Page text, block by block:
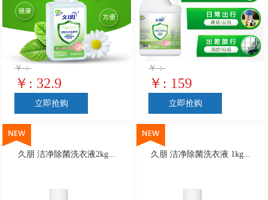
￥：
￥: 32.9
立即抢购
￥：
￥: 159
立即抢购
久朋 洁净除菌洗衣液2kg... 久朋 洁净除菌洗衣液 1kg...